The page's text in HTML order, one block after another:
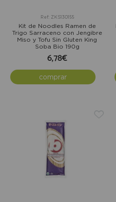
Ref: ZKS130155
Kit de Noodles Ramen de
Trigo Sarraceno con Jengibre
Miso y Tofu Sin Gluten King
Soba Bio 190g
6,78€
comprar